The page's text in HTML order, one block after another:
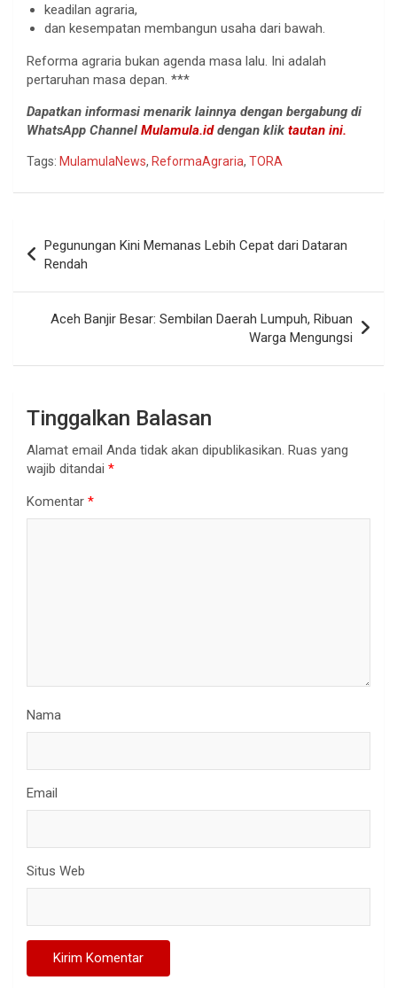
keadilan agraria,
dan kesempatan membangun usaha dari bawah.
Reforma agraria bukan agenda masa lalu. Ini adalah
pertaruhan masa depan. ***
Dapatkan informasi menarik lainnya dengan bergabung di
WhatsApp Channel Mulamula.iddengan klik tautan ini.
Tags: MulamulaNews, ReformaAgraria, TORA
pos
Pegunungan Kini Memanas Lebih Cepat dari Dataran
Rendah
Aceh Banjir Besar: Sembilan Daerah Lumpuh, Ribuan
Warga Mengungsi
Tinggalkan Balasan
Alamat email Anda tidak akan dipublikasikan. Ruas yang
wajib ditandai *
Komentar *
Nama
Email
Situs Web